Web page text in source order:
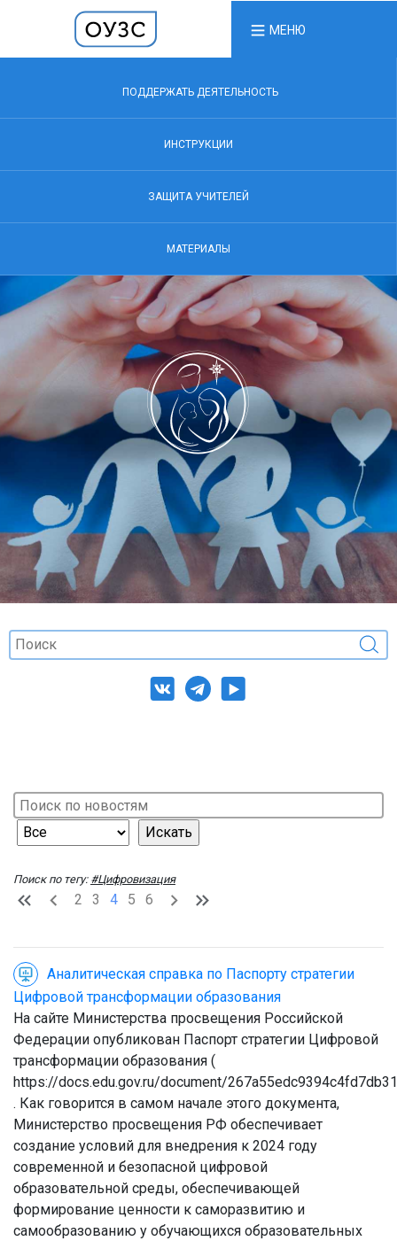
МЕНЮ
ПОДДЕРЖАТЬ ДЕЯТЕЛЬНОСТЬ
ИНСТРУКЦИИ
ЗАЩИТА УЧИТЕЛЕЙ
МАТЕРИАЛЫ
Поиск по тегу: #Цифровизация
2 3 4 5 6
Аналитическая справка по Паспорту стратегии
Цифровой трансформации образования
На сайте Министерства просвещения Российской
Федерации опубликован Паспорт стратегии Цифровой
трансформации образования (
https://docs.edu.gov.ru/document/
. Как говорится в самом начале этого документа,
Министерство просвещения РФ обеспечивает
создание условий для внедрения к 2024 году
современной и безопасной цифровой
образовательной среды, обеспечивающей
формирование ценности к саморазвитию и
самообразованию у обучающихся образовательных